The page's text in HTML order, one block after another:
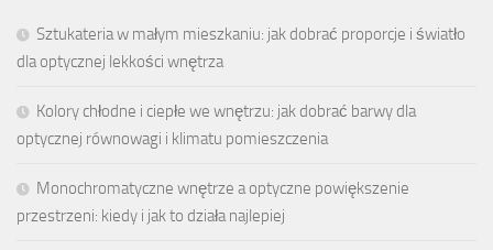
Sztukateria w małym mieszkaniu: jak dobrać proporcje i światło
dla optycznej lekkości wnętrza
Kolory chłodne i ciepłe we wnętrzu: jak dobrać barwy dla
optycznej równowagi i klimatu pomieszczenia
Monochromatyczne wnętrze a optyczne powiększenie
przestrzeni: kiedy i jak to działa najlepiej